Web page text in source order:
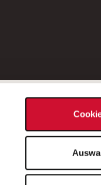
Bei Fragen zu einer
wenden Sie sich bitte an
Stellenausschreibung